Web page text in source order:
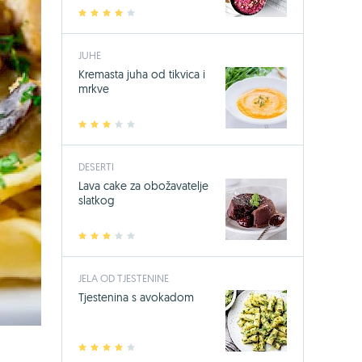
2 3 4
JUHE
2 3 4
Kremasta juha od tikvica i
mrkve
DESERTI
2 3 4
Lava cake za obožavatelje
slatkog
JELA OD TJESTENINE
2 3 4
Tjestenina s avokadom